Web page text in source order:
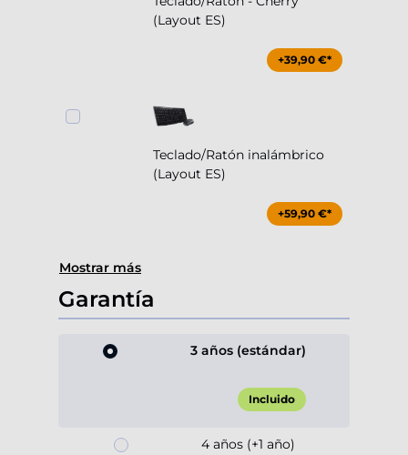
(Layout ES)
+39,90 €*
Teclado/Ratón inalámbrico
(Layout ES)
+59,90 €*
Mostrar más
Garantía
3 años (estándar)
Incluido
4 años (+1 año)